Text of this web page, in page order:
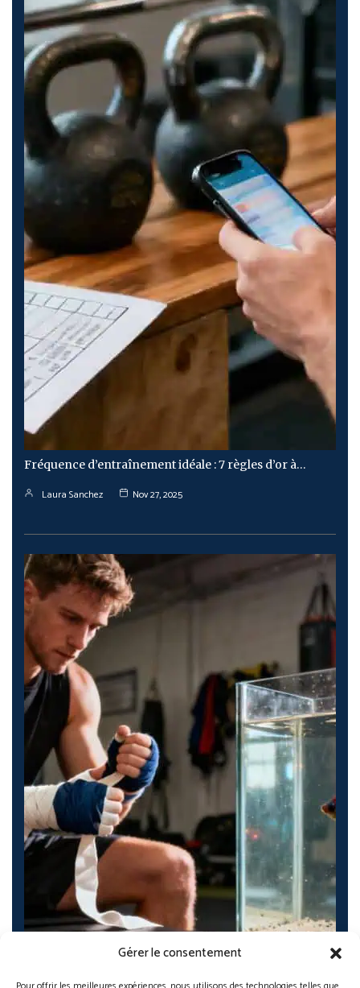
Gérer le consentement
Fréquence d’entraînement idéale : 7 règles d’or à…
Laura Sanchez Nov 27, 2025